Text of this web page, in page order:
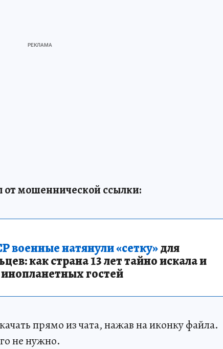
мошеннической ссылки:
военные натянули «сетку»для
как страна 13 лет тайно искала и
гостей
прямо из чата, нажав на иконку файла.
не нужно.